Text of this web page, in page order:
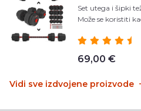
Set utega i šipki
Može se koristiti
69,00 €
Vidi sve izdvojene proizvode